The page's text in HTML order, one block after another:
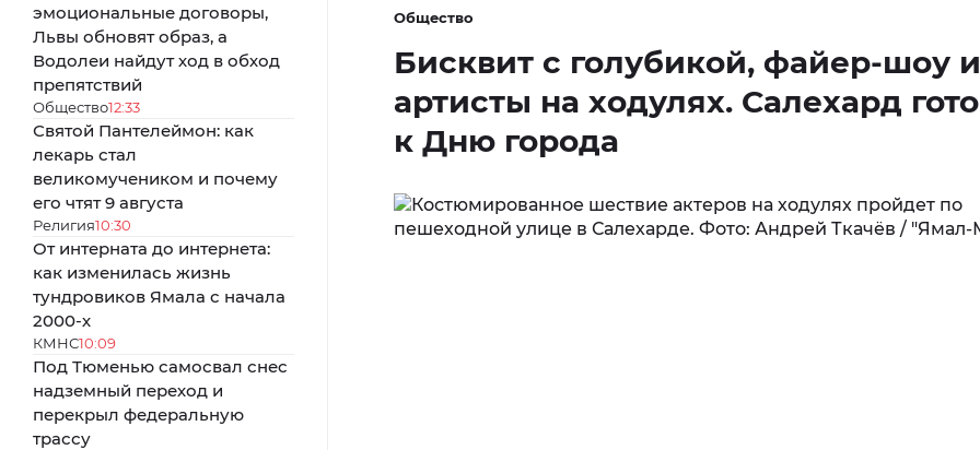
эмоциональные договоры,
Львы обновят образ, а
Водолеи найдут ход в обход
препятствий
Общество12:33
Святой Пантелеймон: как
лекарь стал
великомучеником и почему
его чтят 9 августа
Религия10:30
От интерната до интернета:
как изменилась жизнь
тундровиков Ямала с начала
2000-х
КМНС10:09
Под Тюменью самосвал снес
надземный переход и
перекрыл федеральную
трассу
Общество
Бисквит с голубикой, файер-шоу и
артисты на ходулях. Салехард
к Дню города